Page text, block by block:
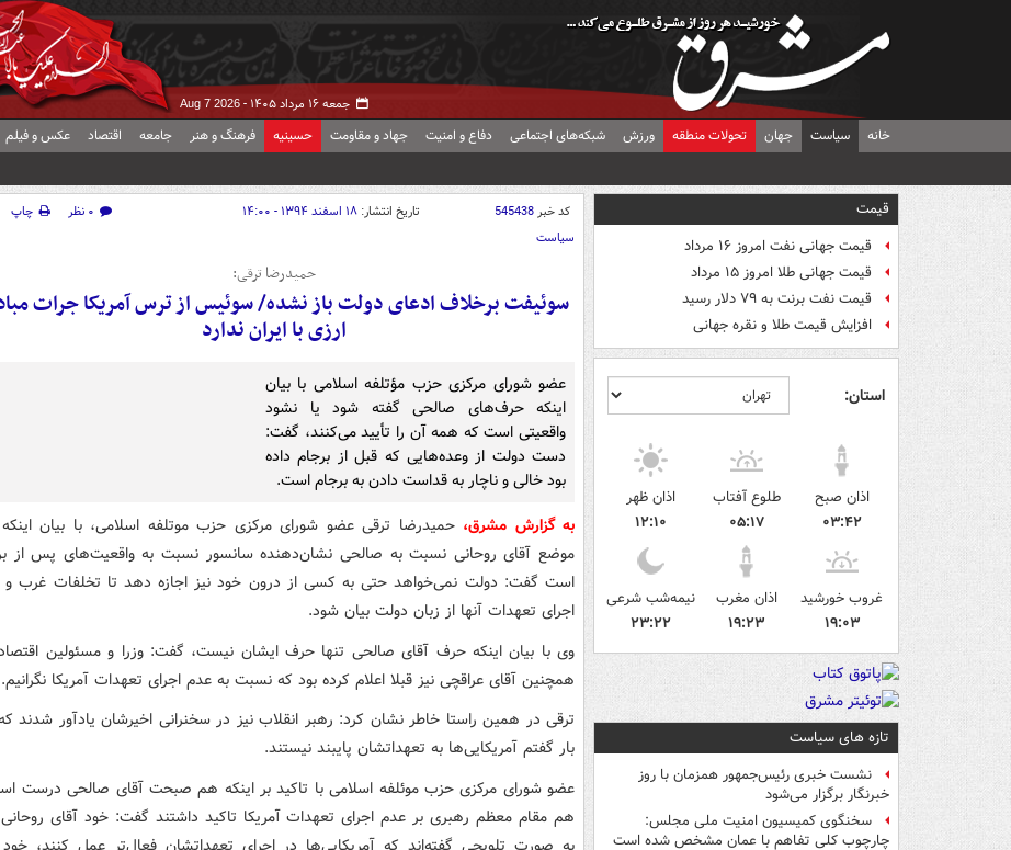
جمعه ۱۶ مرداد ۱۴۰۵ - Aug 7 2026
خانه سیاست جهان تحولات منطقه ورزش شبکه‌های اجتماعی دفاع و امنیت جهاد و مقاومت حسینیه فرهنگ و هنر جامعه اقتصاد عکس و فیلم
قیمت
قیمت جهانی نفت امروز ۱۶ مرداد
قیمت جهانی طلا امروز ۱۵ مرداد
قیمت نفت برنت به ۷۹ دلار رسید
افزایش قیمت طلا و نقره جهانی
استان:
اذان صبح
۰۳:۴۲
طلوع آفتاب
۰۵:۱۷
اذان ظهر
۱۲:۱۰
غروب خورشید
۱۹:۰۳
اذان مغرب
۱۹:۲۳
نیمه‌شب شرعی
۲۳:۲۲
تازه های سیاست
نشست خبری رئیس‌جمهور همزمان با روز
خبرنگار برگزار می‌شود
سخنگوی کمیسیون امنیت ملی مجلس:
چارچوب کلی تفاهم با عمان مشخص شده است
کد خبر545438 تاریخ انتشار: ۱۸ اسفند ۱۳۹۴ - ۱۴:۰۰ ۰ نظر
چاپ
سیاست
حمیدرضا ترقی:
سوئیفت برخلاف ادعای دولت باز نشده/ سوئیس از ترس آمریکا جرات
ارزی با ایران ندارد
عضو شورای مرکزی حزب مؤتلفه اسلامی با بیان
اینکه حرف‌های صالحی گفته شود یا نشود
واقعیتی است که همه آن را تأیید می‌کنند، گفت:
دست دولت از وعده‌هایی که قبل از برجام داده
بود خالی و ناچار به قداست دادن به برجام است.
به گزارش مشرق،حمیدرضا ترقی عضو شورای مرکزی حزب موتلفه اسلامی، با بیان اینکه
موضع آقای روحانی نسبت به صالحی نشان‌دهنده سانسور نسبت به واقعیت‌های پس از
است گفت: دولت نمی‌خواهد حتی به کسی از درون خود نیز اجازه دهد تا تخلفات غرب
اجرای تعهدات آنها از زبان دولت بیان شود.
وی با بیان اینکه حرف آقای صالحی تنها حرف ایشان نیست، گفت: وزرا و مسئولین
همچنین آقای عراقچی نیز قبلا اعلام کرده بود که نسبت به عدم اجرای تعهدات آمریکا نگرانیم.
بار گفتم آمریکایی‌ها به تعهداتشان پایبند نیستند.
عضو شورای مرکزی حزب موئلفه اسلامی با تاکید بر اینکه هم صبحت آقای صالحی درست
هم مقام معظم رهبری بر عدم اجرای تعهدات آمریکا تاکید داشتند گفت: خود آقای
به صورت تلویحی گفته‌اند که آمریکایی‌ها در اجرای تعهداتشان فعال‌تر عمل کنند،